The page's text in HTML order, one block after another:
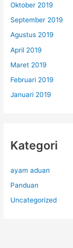
Oktober 2019
September 2019
Agustus 2019
April 2019
Maret 2019
Februari 2019
Januari 2019
Kategori
ayam aduan
Panduan
Uncategorized